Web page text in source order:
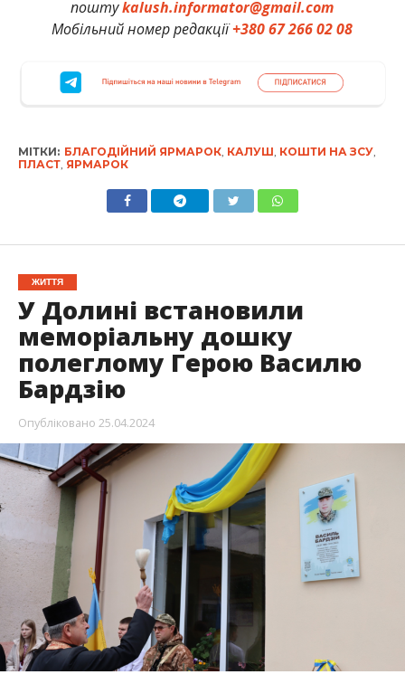
поштуkalush.informator@gmail.com
Мобільний номер редакції+380 67 266 02 08
МІТКИ: БЛАГОДІЙНИЙ ЯРМАРОК, КАЛУШ КОШТИ НА ЗСУ,
ПЛАСТ, ЯРМАРОК
ЖИТТЯ
У Долині встановили
меморіальну дошку
полеглому Герою Василю
Бардзію
Опубліковано 25.04.2024